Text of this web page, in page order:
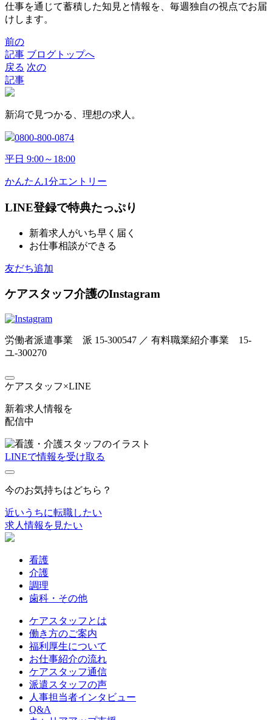
仕事を通じて蓄積した知見と情報を、毎週独自の視点でお届
けします。
前の
記事 ブログトップへ
戻る 次の
記事
新潟で見つかる、理想の求人。
0800-800-0874
平日 9:00～18:00
かんたん1分エントリー
LINE登録で特典たっぷり
新着求人がいち早く届く
お仕事相談ができる
友だち追加
ケアスタッフ介護のInstagram
労働者派遣事業 派 15-300547 ／ 有料職業紹介事業 15-
ユ-300270
ケアスタッフ×LINE
新着求人情報を
配信中
LINEで情報を受け取る
今のお気持ちはどちら？
近いうちに転職したい
求人情報を見たい
看護
介護
調理
歯科・その他
ケアスタッフとは
働き方のご案内
福利厚生について
お仕事紹介の流れ
ケアスタッフ通信
派遣スタッフの声
人事担当者インタビュー
Q&A